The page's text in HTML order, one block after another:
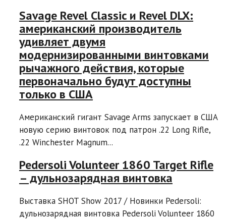
Savage Revel Classic и Revel DLX:
американский производитель
удивляет двумя
модернизированными винтовками
рычажного действия, которые
первоначально будут доступны
только в США
Американский гигант Savage Arms запускает в США
новую серию винтовок под патрон .22 Long Rifle,
.22 Winchester Magnum...
Pedersoli Volunteer 1860 Target Rifle
– дульнозарядная винтовка
Выставка SHOT Show 2017 / Новинки Pedersoli:
дульнозарядная винтовка Pedersoli Volunteer 1860